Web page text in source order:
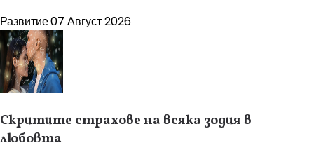
Развитие07 Август 2026
Скритите страхове на всяка зодия в
любовта